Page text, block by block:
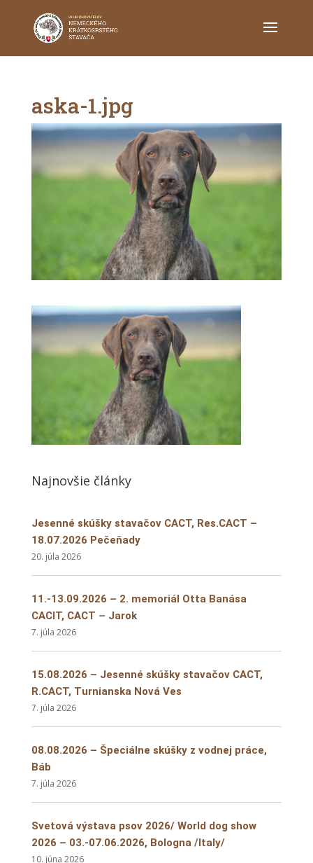
aska-1.jpg
Najnovšie články
Jesenné skúšky stavačov CACT, Res.CACT –
18.07.2026 Pečeňady
20. júla 2026
11.-13.09.2026 – 2. memoriál Otta Banása
CACIT, CACT – Jarok
7. júla 2026
15.08.2026 – Jesenné skúšky stavačov CACT,
R.CACT, Turnianska Nová Ves
7. júla 2026
08.08.2026 – Špeciálne skúšky z vodnej práce,
Báb
7. júla 2026
Svetová výstava psov 2026/ World dog show
2026 – 03.-07.06.2026, Bologna /Italy/
10. júna 2026